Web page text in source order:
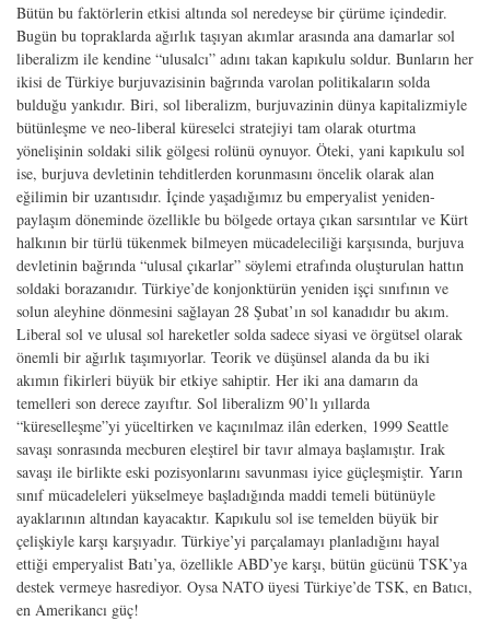
Bütün bu faktörlerin etkisi altında sol neredeyse bir çürüme içindedir.
Bugün bu topraklarda ağırlık taşıyan akımlar arasında ana damarlar sol
liberalizm ile kendine “ulusalcı” adını takan kapıkulu soldur. Bunların her
ikisi de Türkiye burjuvazisinin bağrında varolan politikaların solda
bulduğu yankıdır. Biri, sol liberalizm, burjuvazinin dünya kapitalizmiyle
bütünleşme ve neo-liberal küreselci stratejiyi tam olarak oturtma
yönelişinin soldaki silik gölgesi rolünü oynuyor. Öteki, yani kapıkulu sol
ise, burjuva devletinin tehditlerden korunmasını öncelik olarak alan
eğilimin bir uzantısıdır. İçinde yaşadığımız bu emperyalist yeniden-
paylaşım döneminde özellikle bu bölgede ortaya çıkan sarsıntılar ve Kürt
halkının bir türlü tükenmek bilmeyen mücadeleciliği karşısında, burjuva
devletinin bağrında “ulusal çıkarlar” söylemi etrafında oluşturulan hattın
soldaki borazanıdır. Türkiye’de konjonktürün yeniden işçi sınıfının ve
solun aleyhine dönmesini sağlayan 28 Şubat’ın sol kanadıdır bu akım.
Liberal sol ve ulusal sol hareketler solda sadece siyasi ve örgütsel olarak
önemli bir ağırlık taşımıyorlar. Teorik ve düşünsel alanda da bu iki
akımın fikirleri büyük bir etkiye sahiptir. Her iki ana damarın da
temelleri son derece zayıftır. Sol liberalizm 90’lı yıllarda
“küreselleşme”yi yüceltirken ve kaçınılmaz ilân ederken, 1999 Seattle
savaşı sonrasında mecburen eleştirel bir tavır almaya başlamıştır. Irak
savaşı ile birlikte eski pozisyonlarını savunması iyice güçleşmiştir. Yarın
sınıf mücadeleleri yükselmeye başladığında maddi temeli bütünüyle
ayaklarının altından kayacaktır. Kapıkulu sol ise temelden büyük bir
çelişkiyle karşı karşıyadır. Türkiye’yi parçalamayı planladığını hayal
ettiği emperyalist Batı’ya, özellikle ABD’ye karşı, bütün gücünü TSK’ya
destek vermeye hasrediyor. Oysa NATO üyesi Türkiye’de TSK, en Batıcı,
en Amerikancı güç!